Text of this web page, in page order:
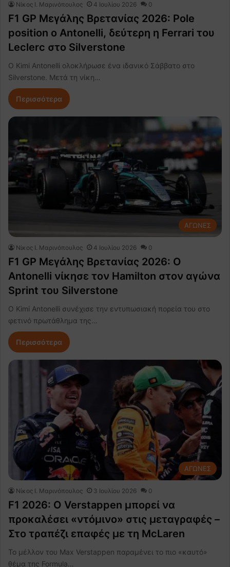
Nίκος Ι. Mαρινόπουλος 4 Ιουλίου 2026 0
F1 GP Μεγάλης Βρετανίας 2026: Pole
position ο Antonelli, δεύτερη η Ferrari του
Leclerc στο Silverstone
Ο Kimi Antonelli ολοκλήρωσε ένα ιδανικό Σάββατο στο
Silverstone. Μετά τη νίκη…
Περισσότερα
ΑΓΩΝΕΣ
Nίκος Ι. Mαρινόπουλος 4 Ιουλίου 2026 0
F1 GP Μεγάλης Βρετανίας 2026: Ο
Antonelli νίκησε τον Hamilton στον αγώνα
Sprint του Silverstone
Ο Kimi Antonelli συνέχισε την εντυπωσιακή πορεία του στο
φετινό πρωτάθλημα της…
Περισσότερα
ΑΓΩΝΕΣ
Nίκος Ι. Mαρινόπουλος 3 Ιουλίου 2026 0
F1 2026: Ο Verstappen μπορεί να
προκαλέσει «ντόμινο» στις μεταγραφές –
Στο τραπέζι επαφές με τη McLaren
Το μέλλον του Max Verstappen παραμένει το πιο «καυτό»
θέμα της Formula…